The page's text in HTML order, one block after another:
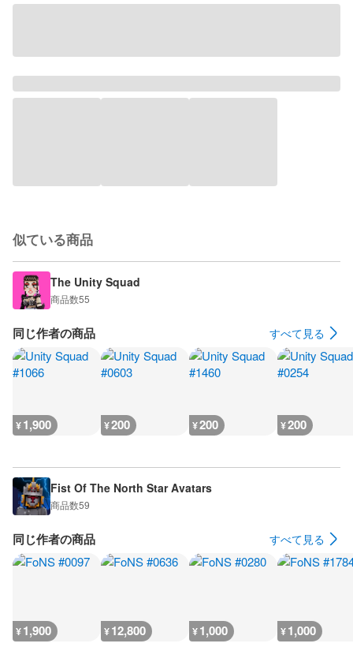
似ている商品
The Unity Squad
商品数55
同じ作者の商品 すべて見る
¥1,900 ¥200 ¥200 ¥200
Fist Of The North Star Avatars
商品数59
同じ作者の商品 すべて見る
¥1,900 ¥12,800 ¥1,000 ¥1,000